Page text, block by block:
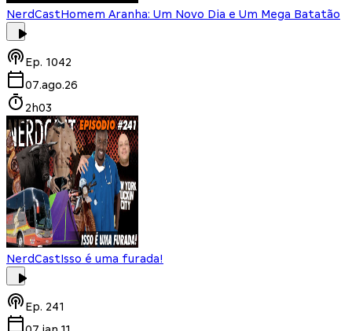
NerdCastHomem Aranha: Um Novo Dia e Um Mega Batatão
Ep. 1042
07.ago.26
2h03
NerdCastIsso é uma furada!
Ep. 241